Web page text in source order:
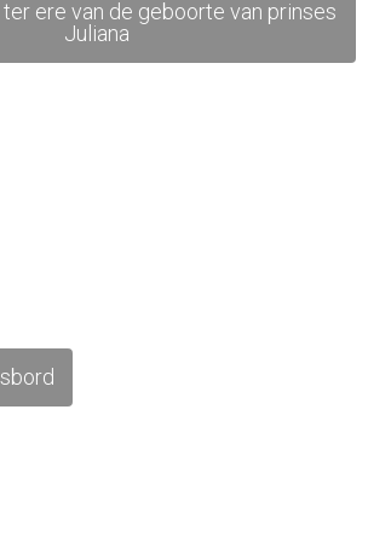
ter ere van de geboorte van prinses
Juliana